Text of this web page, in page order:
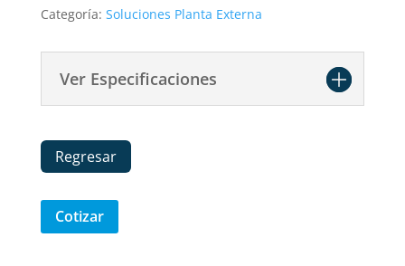
Categoría: Soluciones Planta Externa
Ver Especificaciones
Regresar
Cotizar